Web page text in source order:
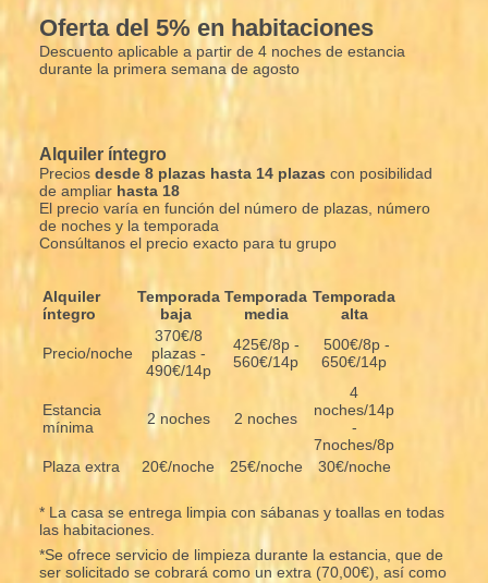
Oferta del 5% en habitaciones
Descuento aplicable a partir de 4 noches de estancia
durante la primera semana de agosto
Alquiler íntegro
Precios desde 8 plazas hasta 14 plazas con posibilidad
de ampliar hasta 18
El precio varía en función del número de plazas, número
de noches y la temporada
Consúltanos el precio exacto para tu grupo
Alquiler
íntegro
Temporada
baja
Temporada
media
Temporada
alta
Precio/noche
370€/8
plazas -
490€/14p
425€/8p -
560€/14p
500€/8p -
650€/14p
Estancia
mínima
2 noches 2 noches
4
noches/14p
-
7noches/8p
Plaza extra
20€/noche 25€/noche 30€/noche
* La casa se entrega limpia con sábanas y toallas en todas
las habitaciones.
*Se ofrece servicio de limpieza durante la estancia, que de
ser solicitado se cobrará como un extra (70,00€), así como